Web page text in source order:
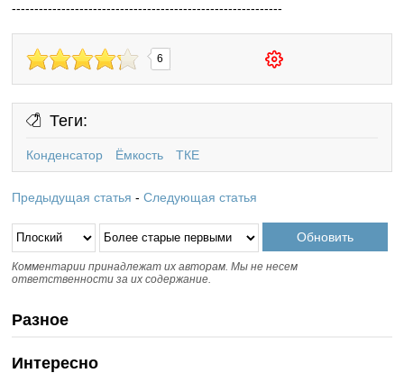
------------------------------------------------------------
6
Теги:
Конденсатор Ёмкость ТКЕ
Предыдущая статья -Следующая статья
Комментарии принадлежат их авторам. Мы не несем
ответственности за их содержание.
Разное
Интересно